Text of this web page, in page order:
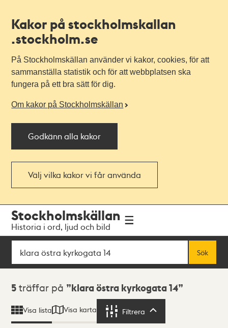
Kakor på stockholmskallan
.stockholm.se
På Stockholmskällan använder vi kakor, cookies, för att
sammanställa statistik och för att webbplatsen ska
fungera på ett bra sätt för dig.
Om kakor på Stockholmskällan
Godkänn alla kakor
Välj vilka kakor vi får använda
navigationen
huvudinnehållet
Stockholmskällan
Historia i ord, ljud och bild
Sök
Sök
Sökresultat
5 träffar på klara östra kyrkogata 14
Visa lista Visa karta Filtrera